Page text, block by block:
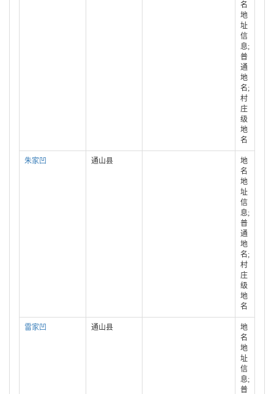
名
地
址
信
息;
普
通
地
名;
村
庄
级
地
名
朱家凹 通山县
地
名
地
址
信
息;
普
通
地
名;
村
庄
级
地
名
雷家凹 通山县
地
名
地
址
信
息;
普